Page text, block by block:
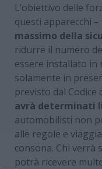
L’obiettivo delle
questi apparecchi
massimo della
ridurre il numero
essere installato in
solamente in
previsto dal Codice
avrà determinati
automobilisti non
alle regole e
consona. Chi verrà
potrà ricevere